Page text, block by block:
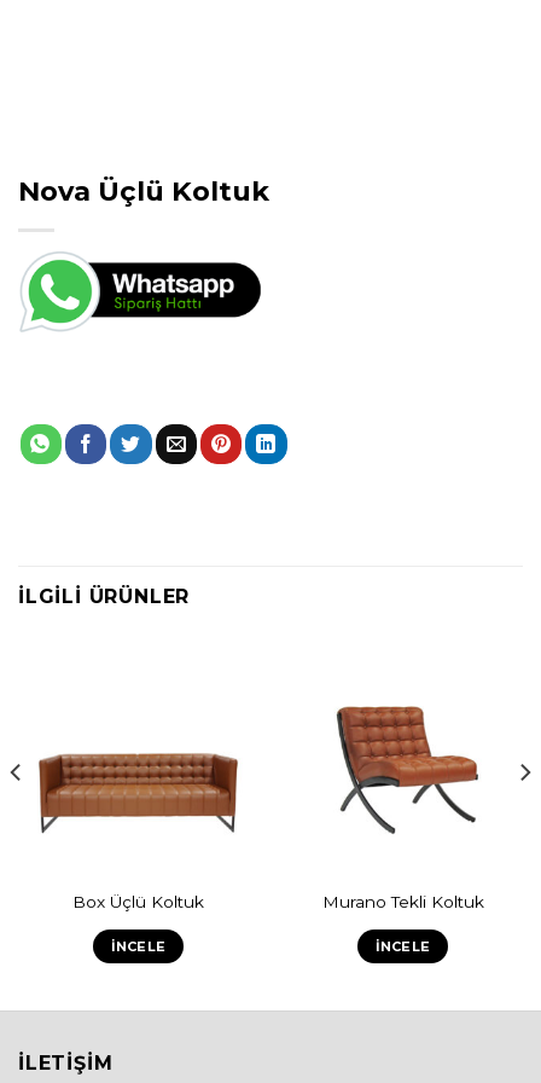
Nova Üçlü Koltuk
İLGILI ÜRÜNLER
Box Üçlü Koltuk
İNCELE
Murano Tekli Koltuk
İNCELE
İLETIŞIM